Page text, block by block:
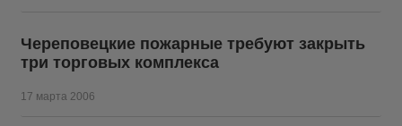
Череповецкие пожарные требуют закрыть
три торговых комплекса
17 марта 2006